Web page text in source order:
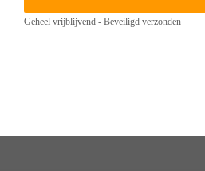
Geheel vrijblijvend - Beveiligd verzonden